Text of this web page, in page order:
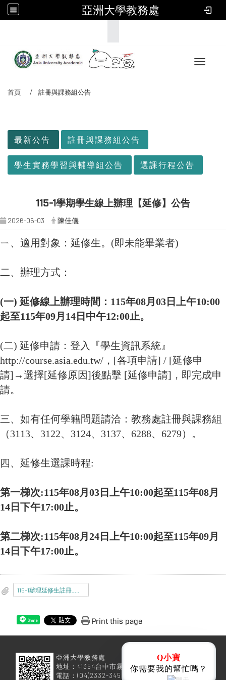
亞洲大學教務處
Toggle
首頁 註冊與課務組公告
最新公告 註冊與課務組公告
學生實務學習與輔導組公告 選課行程公告
115-1學期學生線上辦理【延修】公告
2026-06-03 陳佳儀
ㄧ、適用對象：延修生。(即未能畢業者)
二、辦理方式：
(一) 延修線上辦理時間：115年08月03日上午10:00
起至115年09月14日中午12:00止。
(二) 延修申請：登入『學生資訊系統』
http://course.asia.edu.tw/，[各項申請] / [延修申
請]→選擇[延修原因]後點擊 [延修申請]，即完成申
請。
三、如有任何學籍問題請洽：教務處註冊與課務組
（3113、3122、3124、3137、6288、6279）。
四、延修生選課時程:
第一梯次:115年08月03日上午10:00起至115年08月
14日下午17:00止。
第二梯次:115年08月24日上午10:00起至115年09月
14日下午17:00止。
Share Print this page
亞洲大學教務處
地址：41354台中市霧峰區柳豐路500號
電話：(04)2332-3456
Q小寶
你需要我的幫忙嗎？